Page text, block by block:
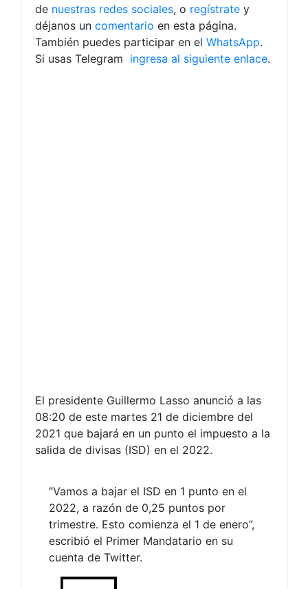
de nuestras redes sociales, o regístrate y
déjanos un comentario en esta página.
También puedes participar en el WhatsApp.
Si usas Telegram ingresa al siguiente enlace.
El presidente Guillermo Lasso anunció a las
08:20 de este martes 21 de diciembre del
2021 que bajará en un punto el impuesto a la
salida de divisas (ISD) en el 2022.
“Vamos a bajar el ISD en 1 punto en el
2022, a razón de 0,25 puntos por
trimestre. Esto comienza el 1 de enero”,
escribió el Primer Mandatario en su
cuenta de Twitter.